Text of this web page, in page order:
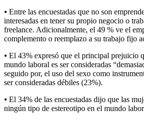
⦁ Entre las encuestadas que no son
interesadas en tener su propio negocio o
freelance. Adicionalmente, el 49 % ve el
complemento o reemplazo a su trabajo fijo
⦁ El 43% expresó que el principal prejuicio
mundo laboral es ser consideradas
seguido por, el uso del sexo como
ser consideradas débiles (23%).
⦁ El 34% de las encuestadas dijo que las
ningún tipo de estereotipo en el mundo